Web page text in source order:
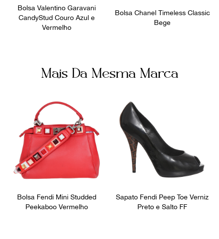
Bolsa Valentino Garavani
CandyStud Couro Azul e
Vermelho
Bolsa Chanel Timeless Classic
Bege
Mais Da Mesma Marca
Bolsa Fendi Mini Studded
Peekaboo Vermelho
Sapato Fendi Peep Toe Verniz
Preto e Salto FF